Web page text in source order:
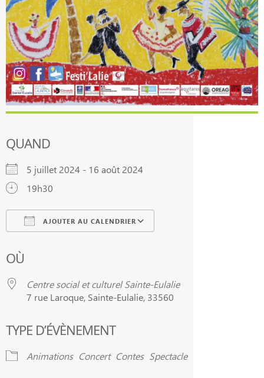
QUAND
5 juillet 2024 - 16 août 2024
19h30
AJOUTER AU CALENDRIER
OÙ
Centre social et culturel Sainte-Eulalie
7 rue Laroque, Sainte-Eulalie, 33560
TYPE D’ÉVÈNEMENT
Animations Concert Contes Spectacle